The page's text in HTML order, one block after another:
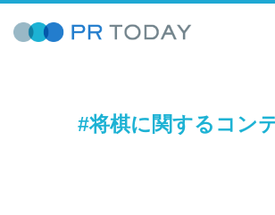
#将棋に関するコン